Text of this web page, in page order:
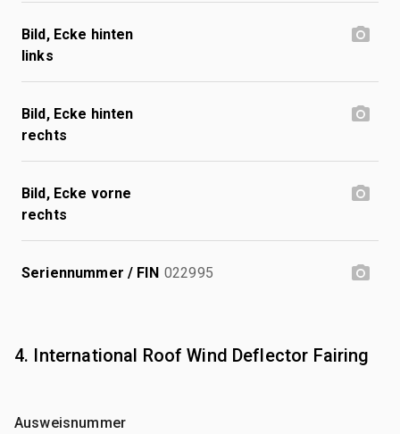
Bild, Ecke hinten
links
Bild, Ecke hinten
rechts
Bild, Ecke vorne
rechts
Seriennummer / FIN 022995
4. International Roof Wind Deflector Fairing
Ausweisnummer